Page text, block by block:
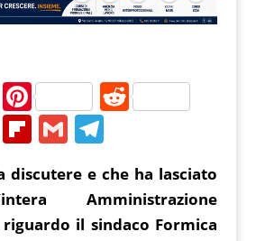
Pi
nt
er
e
st
R
di
t
Fl
b
o
G
ai
l
T
el
e
gr
discutere e che ha lasciato
Amministrazione
il sindaco Formica